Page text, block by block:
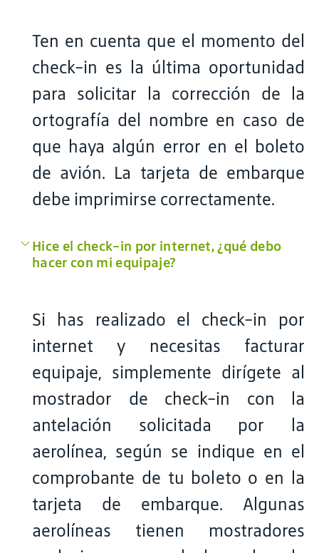
Ten en cuenta que el momento del
check-in es la última oportunidad
para solicitar la corrección de la
ortografía del nombre en caso de
que haya algún error en el boleto
de avión. La tarjeta de embarque
debe imprimirse correctamente.
Hice el check-in por internet, ¿qué debo
hacer con mi equipaje?
Si has realizado el check-in por
internet y necesitas facturar
equipaje, simplemente dirígete al
mostrador de check-in con la
antelación solicitada por la
aerolínea, según se indique en el
comprobante de tu boleto o en la
tarjeta de embarque. Algunas
aerolíneas tienen mostradores